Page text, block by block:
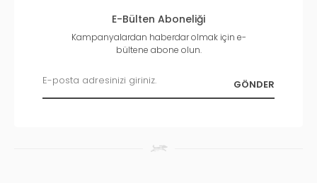
E-Bülten Aboneliği
Kampanyalardan haberdar olmak için e-
bültene abone olun.